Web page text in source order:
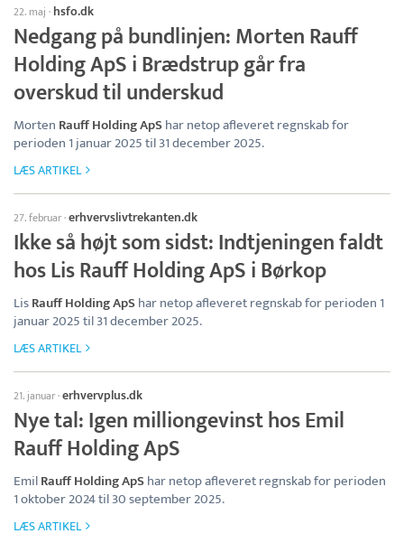
22. maj · hsfo.dk
Nedgang på bundlinjen: Morten Rauff
Holding ApS i Brædstrup går fra
overskud til underskud
Morten Rauff Holding ApShar netop afleveret regnskab for
perioden 1 januar 2025 til 31 december 2025.
LÆS ARTIKEL
27. februar·erhvervslivtrekanten.dk
Ikke så højt som sidst: Indtjeningen faldt
hos Lis Rauff Holding ApS i Børkop
LisRauff Holding ApShar netop afleveret regnskab for perioden 1
januar 2025 til 31 december 2025.
LÆS ARTIKEL
21. januar·erhvervplus.dk
Nye tal: Igen milliongevinst hos Emil
Rauff Holding ApS
EmilRauff Holding ApShar netop afleveret regnskab for perioden
1 oktober 2024 til 30 september 2025.
LÆS ARTIKEL